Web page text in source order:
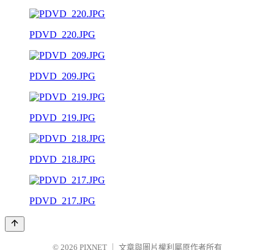
PDVD_220.JPG
PDVD_209.JPG
PDVD_219.JPG
PDVD_218.JPG
PDVD_217.JPG
© 2026 PIXNET 文章與圖片權利屬原作者所有